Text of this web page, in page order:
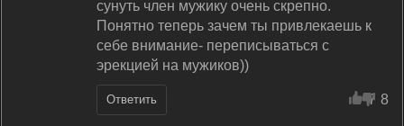
сунуть член мужику очень скрепно.
Понятно теперь зачем ты привлекаешь к
себе внимание- переписываться с
эрекцией на мужиков))
Ответить 7 8